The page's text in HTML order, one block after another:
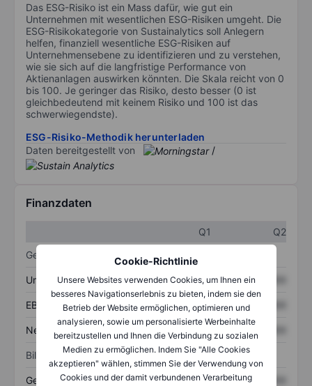
Cookie-Richtlinie
Unsere Websites verwenden Cookies, um Ihnen ein
besseres Navigationserlebnis zu bieten, indem sie den
Betrieb der Website ermöglichen, optimieren und
analysieren, sowie um personalisierte Werbeinhalte
bereitzustellen und Ihnen die Verbindung zu sozialen
Medien zu ermöglichen. Indem Sie "Alle Cookies
akzeptieren" wählen, stimmen Sie der Verwendung von
Cookies und der damit verbundenen Verarbeitung
Das ESG-Risiko ist ein Mass dafür, wie gut ein
Unternehmen mit wesentlichen ESG-Risiken umgeht. Die
ESG-Risikokategorie von Sustainalytics soll Anlegern
helfen, finanziell wesentliche ESG-Risiken auf
Unternehmensebene zu identifizieren und zu verstehen,
wie sie sich auf die langfristige Performance von
Aktienanlagen auswirken könnten. Die Skala reicht von 0
bis 100. Je geringer das Risiko, desto besser (0 ist
gleichbedeutend mit keinem Risiko und 100 ist das
schwerwiegendste).
ESG-Risiko-Methodik herunterladen
Daten bereitgestellt von
/
Finanzdaten
Q1
Q2
Gewinn- und Verlustrechnung
Umsatz XXXXXXX XXXXXXX
EBITDA XXXXXXX XXXXXXX
Nettoeinkommen XXXXXXX XXXXXXX
Bilanz
Gesamtvermögen XXXXXXX XXXXXXX